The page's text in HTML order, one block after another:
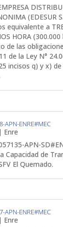
(EDESUR
equivalente a
HORA
de las
de la Ley N°
incisos q) y x)
APN-ENRE#MEC
| Enre
APN-
Capacidad de
El Quemado.
APN-ENRE#MEC
| Enre